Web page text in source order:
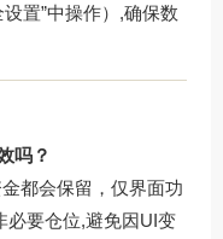
设置”中操作）,确保数
吗？
都会保留，仅界面功
必要仓位,避免因UI变